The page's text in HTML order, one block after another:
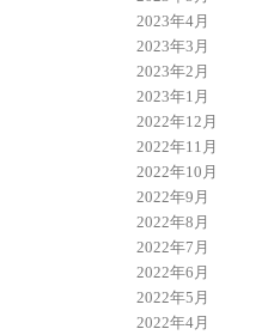
2023年4月
2023年3月
2023年2月
2023年1月
2022年12月
2022年11月
2022年10月
2022年9月
2022年8月
2022年7月
2022年6月
2022年5月
2022年4月